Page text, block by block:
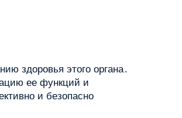
здоровья этого органа․
ее функций и
и безопасно